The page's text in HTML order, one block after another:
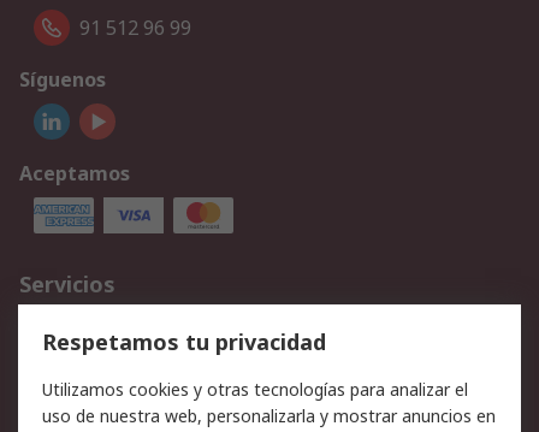
91 512 96 99
Síguenos
Aceptamos
Servicios
Cómo realizar pedidos
Devoluciones
Facturación y pago
Ofertas
Soporte técnico
Respetamos tu privacidad
Utilizamos cookies y otras tecnologías para analizar el
uso de nuestra web, personalizarla y mostrar anuncios en